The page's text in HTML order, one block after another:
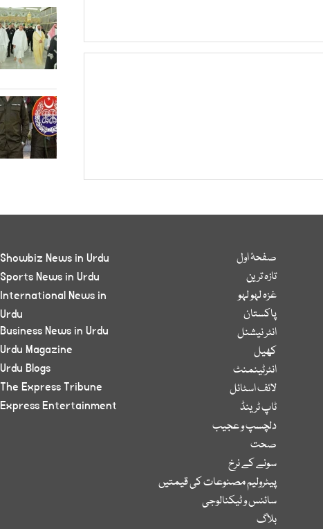
صفحۂ اول
تازہ ترین
غزہ لہو لہو
پاکستان
انٹر نیشنل
کھیل
انٹرٹینمنٹ
لائف اسٹائل
ٹاپ ٹرینڈ
دلچسپ و عجیب
صحت
سونے کے نرخ
پیٹرولیم مصنوعات کی قیمتیں
سائنس و ٹیکنالوجی
بلاگ
Showbiz News in Urdu
Sports News in Urdu
International News in
Urdu
Business News in Urdu
Urdu Magazine
Urdu Blogs
The Express Tribune
Express Entertainment